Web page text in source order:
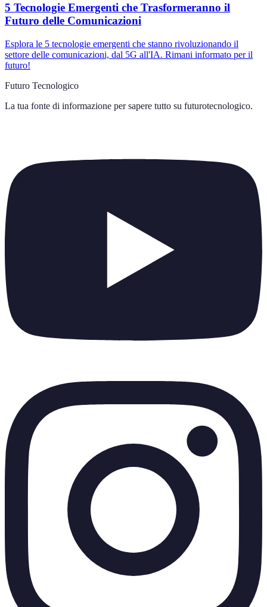
5 Tecnologie Emergenti che Trasformeranno il
Futuro delle Comunicazioni
Esplora le 5 tecnologie emergenti che stanno rivoluzionando il
settore delle comunicazioni, dal 5G all'IA. Rimani informato per il
futuro!
Futuro Tecnologico
La tua fonte di informazione per sapere tutto su futurotecnologico.